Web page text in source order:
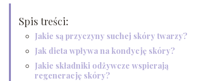
Spis treści:
Jakie są przyczyny suchej skóry twarzy?
Jak dieta wpływa na kondycję skóry?
Jakie składniki odżywcze wspierają
regenerację skóry?